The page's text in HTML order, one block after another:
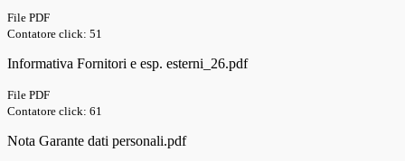
File PDF
Contatore click: 51
Informativa Fornitori e esp. esterni_26.pdf
File PDF
Contatore click: 61
Nota Garante dati personali.pdf